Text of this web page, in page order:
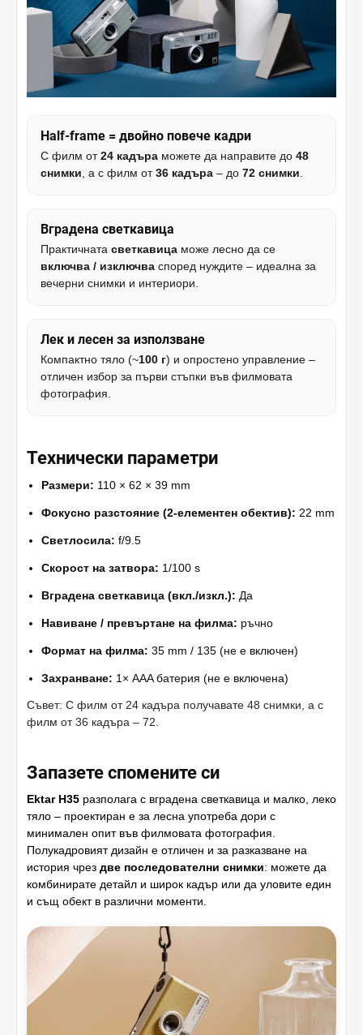
Half-frame = двойно повече кадри
С филм от24 кадъра можете да направите до 48
снимки , а с филм от36 кадъра – до 72 снимки
Вградена светкавица
Практичната светкавица може лесно да се
включва / изключва според нуждите – идеална за
вечерни снимки и интериори.
Лек и лесен за използване
Компактно тяло (~100 г) и опростено управление –
отличен избор за първи стъпки във филмовата
фотография.
Технически параметри
Размери: 110 × 62 × 39 mm
Фокусно разстояние (2-елементен обектив): 22 mm
Светлосила: f/9.5
Скорост на затвора: 1/100 s
Вградена светкавица (вкл./изкл.): Да
Навиване / превъртане на филма: ръчно
Формат на филма: 35 mm / 135 (не е включен)
Захранване: 1× AAA батерия (не е включена)
Съвет: С филм от 24 кадъра получавате 48 снимки, а с
филм от 36 кадъра – 72.
Запазете спомените си
Ektar H35 разполага с вградена светкавица и малко, леко
тяло – проектиран е за лесна употреба дори с
минимален опит във филмовата фотография.
Полукадровият дизайн е отличен и за разказване на
история чрез две последователни снимки: можете да
комбинирате детайл и широк кадър или да уловите един
и същ обект в различни моменти.